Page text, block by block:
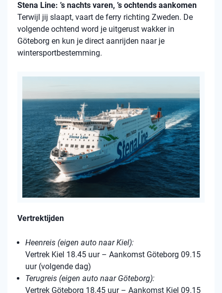
Stena Line: ’s nachts varen, ’s ochtends aankomen
Terwijl jij slaapt, vaart de ferry richting Zweden. De
volgende ochtend word je uitgerust wakker in
Göteborg en kun je direct aanrijden naar je
wintersportbestemming.
Vertrektijden
Heenreis (eigen auto naar Kiel):
Vertrek Kiel 18.45 uur – Aankomst Göteborg 09.15
uur (volgende dag)
Terugreis (eigen auto naar Göteborg):
Vertrek Göteborg 18.45 uur – Aankomst Kiel 09.15